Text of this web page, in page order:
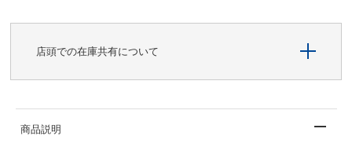
店頭での在庫共有について
商品説明